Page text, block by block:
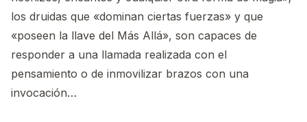
los druidas que «dominan ciertas fuerzas» y que
«poseen la llave del Más Allá», son capaces de
responder a una llamada realizada con el
pensamiento o de inmovilizar brazos con una
invocación…